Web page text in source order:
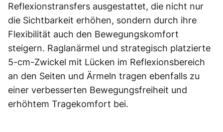
Reflexionstransfers ausgestattet, die nicht nur
die Sichtbarkeit erhöhen, sondern durch ihre
Flexibilität auch den Bewegungskomfort
steigern. Raglanärmel und strategisch platzierte
5-cm-Zwickel mit Lücken im Reflexionsbereich
an den Seiten und Ärmeln tragen ebenfalls zu
einer verbesserten Bewegungsfreiheit und
erhöhtem Tragekomfort bei.